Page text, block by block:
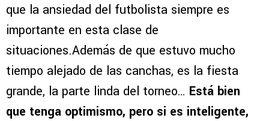
que la ansiedad del futbolista siempre es
importante en esta clase de
situaciones.Además de que estuvo mucho
tiempo alejado de las canchas, es la fiesta
grande, la parte linda del torneo… Está bien
que tenga optimismo, pero si es inteligente,